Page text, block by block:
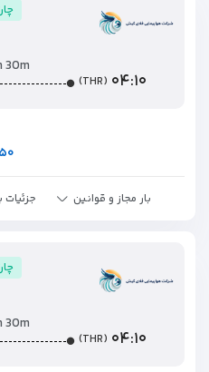
۰۴:۱۰ (THR)
30m
بار مجاز و قوانین جزئیات
۰۴:۱۰ (THR)
30m